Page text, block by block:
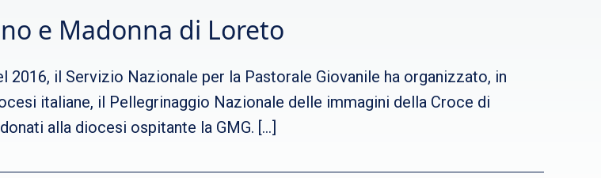
e Madonna di Loreto
2016, il Servizio Nazionale per la Pastorale Giovanile ha organizzato, in
italiane, il Pellegrinaggio Nazionale delle immagini della Croce di
alla diocesi ospitante la GMG. […]